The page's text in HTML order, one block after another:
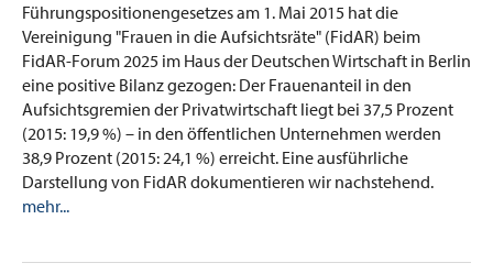
Führungspositionengesetzes am 1. Mai 2015 hat die
Vereinigung "Frauen in die Aufsichtsräte" (FidAR) beim
FidAR-Forum 2025 im Haus der Deutschen Wirtschaft in Berlin
eine positive Bilanz gezogen: Der Frauenanteil in den
Aufsichtsgremien der Privatwirtschaft liegt bei 37,5 Prozent
(2015: 19,9 %) – in den öffentlichen Unternehmen werden
38,9 Prozent (2015: 24,1 %) erreicht. Eine ausführliche
Darstellung von FidAR dokumentieren wir nachstehend.
mehr...